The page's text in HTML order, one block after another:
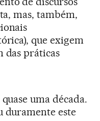
mas, também,
que exigem
das práticas
uma década.
duramente este